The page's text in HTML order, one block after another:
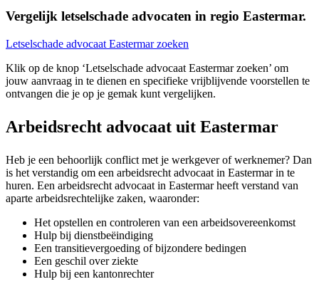
Vergelijk letselschade advocaten in regio Eastermar.
Letselschade advocaat Eastermar zoeken
Klik op de knop ‘Letselschade advocaat Eastermar zoeken’ om
jouw aanvraag in te dienen en specifieke vrijblijvende voorstellen te
ontvangen die je op je gemak kunt vergelijken.
Arbeidsrecht advocaat uit Eastermar
Heb je een behoorlijk conflict met je werkgever of werknemer? Dan
is het verstandig om een arbeidsrecht advocaat in Eastermar in te
huren. Een arbeidsrecht advocaat in Eastermar heeft verstand van
aparte arbeidsrechtelijke zaken, waaronder:
Het opstellen en controleren van een arbeidsovereenkomst
Hulp bij dienstbeëindiging
Een transitievergoeding of bijzondere bedingen
Een geschil over ziekte
Hulp bij een kantonrechter